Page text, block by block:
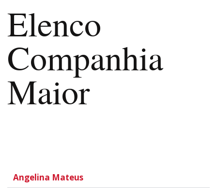
Elenco
Companhia
Maior
Angelina Mateus